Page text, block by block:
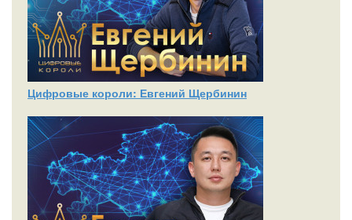
Цифровые короли: Евгений Щербинин